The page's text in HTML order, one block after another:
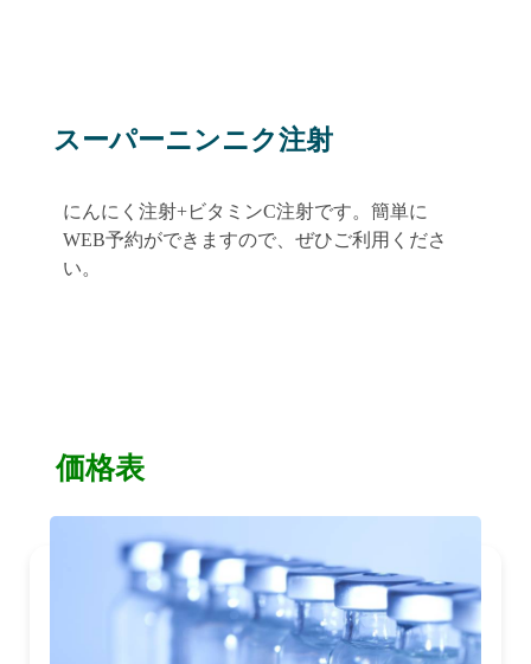
スーパーニンニク注射
にんにく注射+ビタミンC注射です。簡単に
WEB予約ができますので、ぜひご利用くださ
い。
価格表